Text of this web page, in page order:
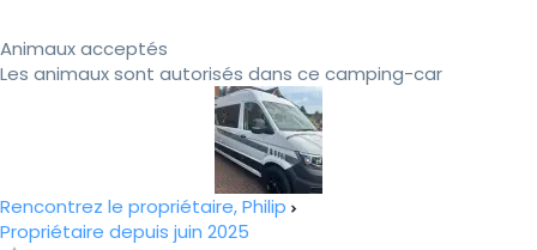
Animaux acceptés
Les animaux sont autorisés dans ce camping-car
Rencontrez le propriétaire, Philip
Propriétaire depuis juin 2025